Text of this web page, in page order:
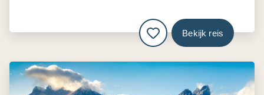
Bekijk reis